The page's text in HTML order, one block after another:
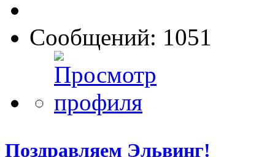
Сообщений: 1051
Поздравляем Эльвинг!